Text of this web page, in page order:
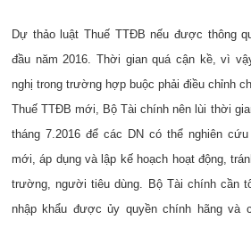
Dự thảo luật Thuế TTĐB nếu được thông
đầu năm 2016. Thời gian quá cận kề, vì
nghị trong trường hợp buộc phải điều chỉnh
Thuế TTĐB mới, Bộ Tài chính nên lùi thời
tháng 7.2016 để các DN có thể nghiên
mới, áp dụng và lập kế hoạch hoạt động,
trường, người tiêu dùng. Bộ Tài chính cần
nhập khẩu được ủy quyền chính hãng và